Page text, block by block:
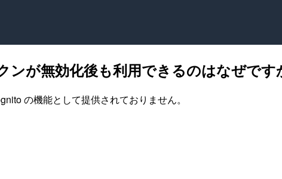
が無効化後も利用できるのはなぜです
の機能として提供されておりません。